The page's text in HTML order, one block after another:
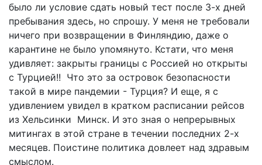
было ли условие сдать новый тест после 3-х дней
пребывания здесь, но спрошу. У меня не требовали
ничего при возвращении в Финляндию, даже о
карантине не было упомянуто. Кстати, что меня
удивляет: закрыты границы с Россией но открыты
с Турцией!! Что это за островок безопасности
такой в мире пандемии - Турция? И еще, я с
удивлением увидел в кратком расписании рейсов
из Хельсинки Минск. И это зная о непрерывных
митингах в этой стране в течении последних 2-х
месяцев. Поистине политика довлеет над здравым
смыслом.